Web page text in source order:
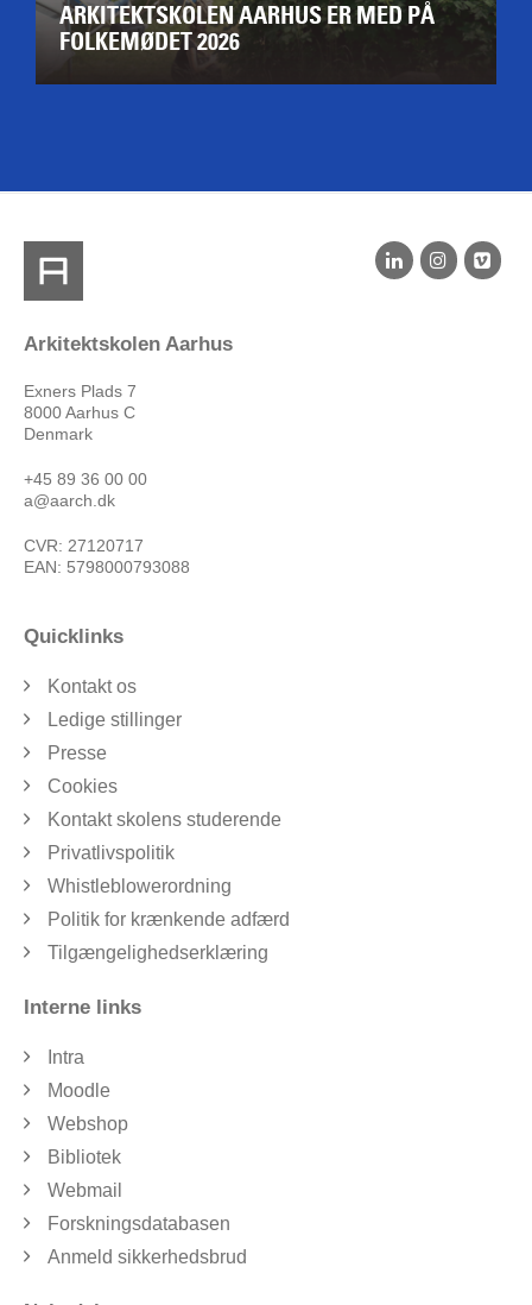
ARKITEKTSKOLEN AARHUS ER MED PÅ
FOLKEMØDET 2026
Arkitektskolen Aarhus
Exners Plads 7
8000 Aarhus C
Denmark
+45 89 36 00 00
a@aarch.dk
CVR: 27120717
EAN: 5798000793088
Quicklinks
Kontakt os
Ledige stillinger
Presse
Cookies
Kontakt skolens studerende
Privatlivspolitik
Whistleblowerordning
Politik for krænkende adfærd
Tilgængelighedserklæring
Interne links
Intra
Moodle
Webshop
Bibliotek
Webmail
Forskningsdatabasen
Anmeld sikkerhedsbrud